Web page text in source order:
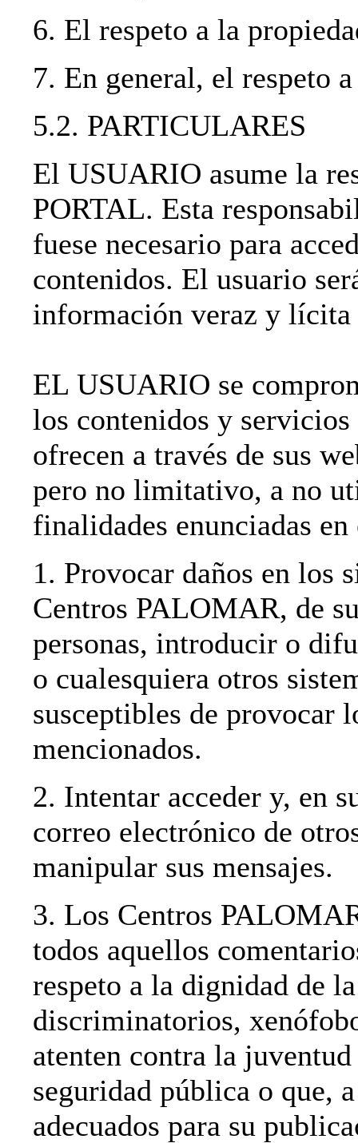
6. El respeto a la
7. En general, el respeto
5.2. PARTICULARES
El USUARIO asume la
PORTAL. Esta
fuese necesario para
contenidos. El usuario
información veraz y lícita
EL USUARIO se
los contenidos y
ofrecen a través de sus
pero no limitativo, a no
finalidades enunciadas
1. Provocar daños en los
Centros PALOMAR, de
personas, introducir o
o cualesquiera otros
susceptibles de provocar
mencionados.
2. Intentar acceder y, en
correo electrónico de
manipular sus mensajes.
3. Los Centros
todos aquellos
respeto a la dignidad de
discriminatorios,
atenten contra la
seguridad pública o que,
adecuados para su